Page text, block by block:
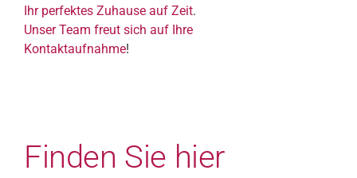
Ihr perfektes Zuhause auf Zeit.
Unser Team freut sich auf Ihre
Kontaktaufnahme!
Finden Sie hier